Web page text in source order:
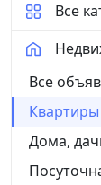
Все
Все
Квартиры
Дома,